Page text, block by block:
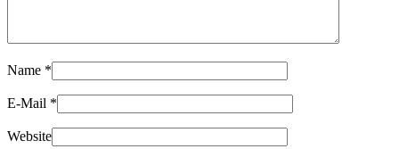
Name *
E-Mail *
Website